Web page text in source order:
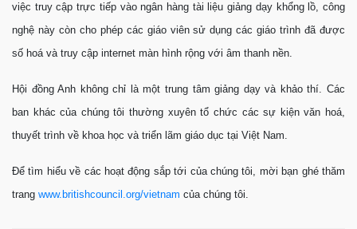
việc truy cập trực tiếp vào ngân hàng tài liệu giảng dạy khổng lồ, công
nghệ này còn cho phép các giáo viên sử dụng các giáo trình đã được
số hoá và truy cập internet màn hình rộng với âm thanh nền.
Hội đồng Anh không chỉ là một trung tâm giảng dạy và khảo thí. Các
ban khác của chúng tôi thường xuyên tổ chức các sự kiện văn hoá,
thuyết trình về khoa học và triển lãm giáo dục tại Việt Nam.
Để tìm hiểu về các hoạt động sắp tới của chúng tôi, mời bạn ghé thăm
trang www.britishcouncil.org/vietnam của chúng tôi.